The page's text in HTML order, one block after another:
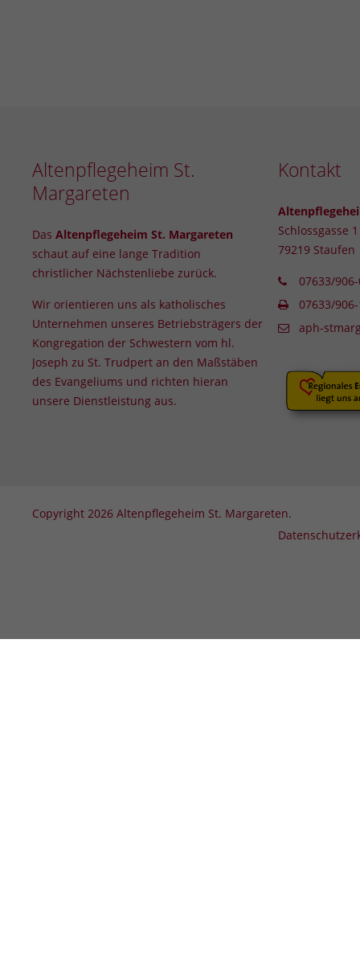
Altenpflegeheim St.
Margareten
DasAltenpflegeheim St. Margareten
schaut auf eine lange Tradition
christlicher Nächstenliebe zurück.
Wir orientieren uns als katholisches
Unternehmen unseres Betriebsträgers der
Kongregation der Schwestern vom hl.
Joseph zu St. Trudpert an den Maßstäben
des Evangeliums und richten hieran
unsere Dienstleistung aus.
Kontakt
Schlossgasse 1
79219 Staufen
07633/
07633/
aph-
Copyright 2026 Altenpflegeheim St. Margareten.